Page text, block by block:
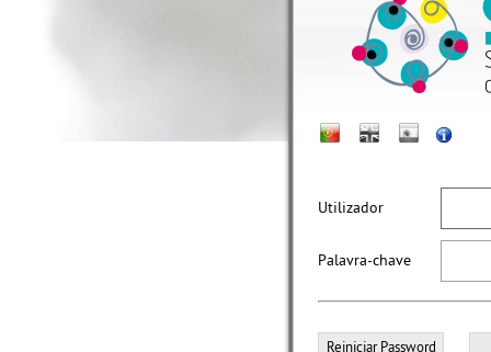
Utilizador
Palavra-chave